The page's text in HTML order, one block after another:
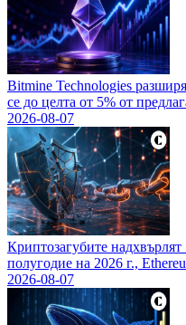
Bitmine Technologies
се до целта от 5% от
2026-08-07
Криптозагубите
полугодие на 2026 г.,
2026-08-07